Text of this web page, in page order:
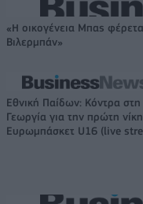
«Η οικογένεια Μπας
Βιλερμπάν»
Εθνική Παίδων: Κόντρα στη
Γεωργία για την πρώτη
Ευρωμπάσκετ U16 (live